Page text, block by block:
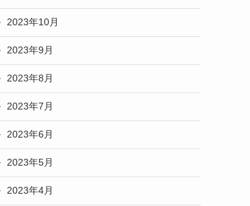
2023年10月
2023年9月
2023年8月
2023年7月
2023年6月
2023年5月
2023年4月